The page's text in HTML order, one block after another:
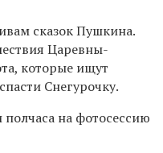
сказок Пушкина.
Царевны-
которые ищут
Снегурочку.
на фотосессию